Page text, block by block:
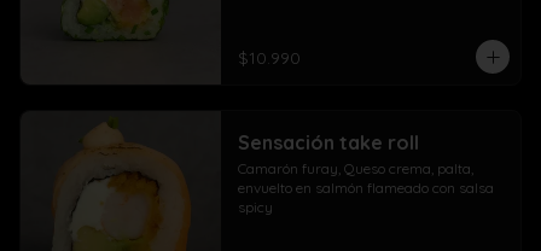
$10.990
Sensación take roll
Camarón furay, Queso crema, palta,
envuelto en salmón flameado con salsa
spicy